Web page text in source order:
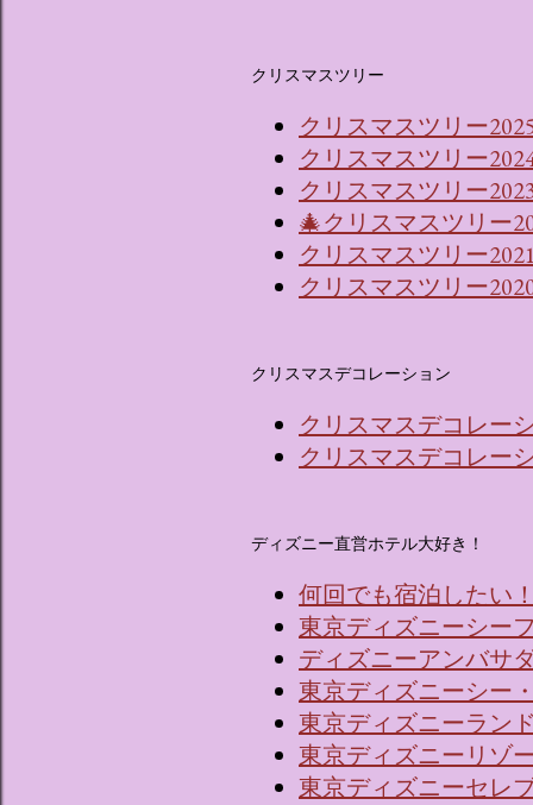
クリスマスツリー
クリスマスツリー
クリスマスツリー
クリスマスツリー
🎄クリスマスツリー
クリスマスツリー2021
クリスマスツリー
クリスマスデコレーション
クリスマスデコレー
クリスマスデコレー
ディズニー直営ホテル大好き！
何回でも宿泊したい
東京ディズニーシー
ディズニーアンバサ
東京ディズニーシー
東京ディズニーラン
東京ディズニーリゾ
東京ディズニーセレ